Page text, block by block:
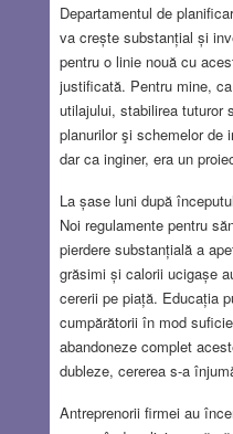
Departamentul de
va crește substanțial și
pentru o linie nouă cu
justificată. Pentru mine,
utilajului, stabilirea tuturor
planurilor şi schemelor de
dar ca inginer, era un
La șase luni după
Noi regulamente pentru
pierdere substanțială a
grăsimi și calorii ucigașe
cererii pe piață. Educația
cumpărătorii în mod
abandoneze complet
dubleze, cererea s-a
Antreprenorii firmei au